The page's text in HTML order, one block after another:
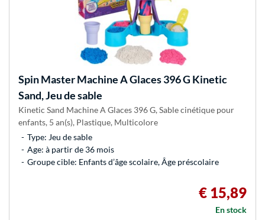
Spin MasterMachine A Glaces 396 G Kinetic
Sand, Jeu de sable
Kinetic Sand Machine A Glaces 396 G, Sable cinétique pour
enfants, 5 an(s), Plastique, Multicolore
Type: Jeu de sable
Age: à partir de 36 mois
Groupe cible: Enfants d’âge scolaire, Âge préscolaire
€ 15,89
En stock